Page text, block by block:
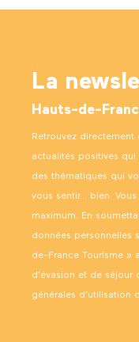
La
Hauts-de-
Retrouvez
actualités positives
des thématiques qui
vous sentir… bien.
maximum. En
données personnelles
de-France Tourisme »
d’évasion et de séjour
générales d’utilisation